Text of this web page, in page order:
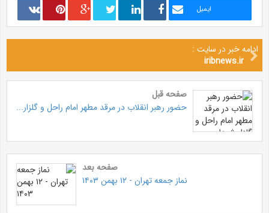
ایمیل
ادامه خبر در سایت :
iribnews.ir
صفحه قبل
حضور رهبر انقلاب در مرقد مطهر امام راحل و گلزار...
صفحه بعد
نماز جمعه تهران - ۱۲ بهمن ۱۴۰۳